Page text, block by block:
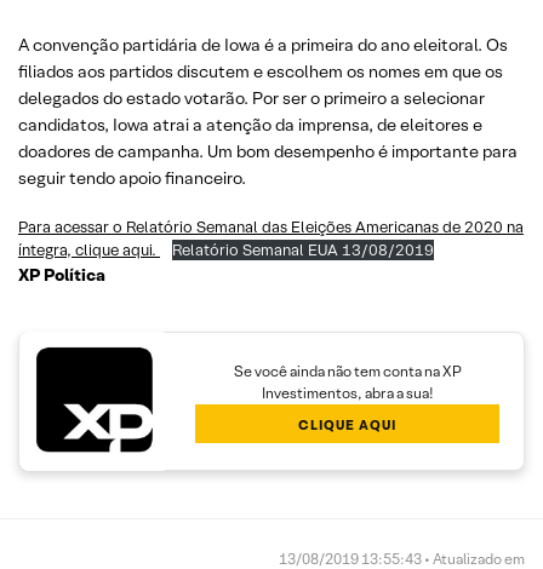
A convenção partidária de Iowa é a primeira do ano eleitoral. Os
filiados aos partidos discutem e escolhem os nomes em que os
delegados do estado votarão. Por ser o primeiro a selecionar
candidatos, Iowa atrai a atenção da imprensa, de eleitores e
doadores de campanha. Um bom desempenho é importante para
seguir tendo apoio financeiro.
Para acessar o Relatório Semanal das Eleições Americanas de 2020 na
íntegra, clique aqui.
Relatório Semanal EUA 13/08/2019
XP Política
Se você ainda não tem conta na XP
Investimentos, abra a sua!
CLIQUE AQUI
13/08/2019 13:55:43 • Atualizado em